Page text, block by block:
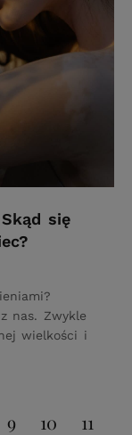
się
nas. Zwykle
wielkości i
9 10
11